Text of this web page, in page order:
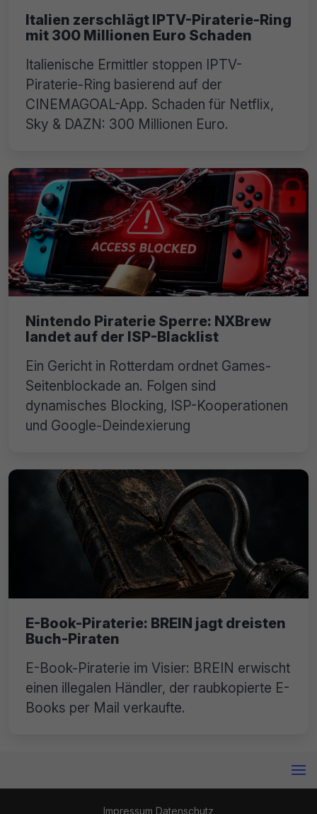
Italien zerschlägt IPTV-Piraterie-Ring
mit 300 Millionen Euro Schaden
Italienische Ermittler stoppen IPTV-
Piraterie-Ring basierend auf der
CINEMAGOAL-App. Schaden für Netflix,
Sky & DAZN: 300 Millionen Euro.
Nintendo Piraterie Sperre: NXBrew
landet auf der ISP-Blacklist
Ein Gericht in Rotterdam ordnet Games-
Seitenblockade an. Folgen sind
dynamisches Blocking, ISP-Kooperationen
und Google-Deindexierung
E-Book-Piraterie: BREIN jagt dreisten
Buch-Piraten
E-Book-Piraterie im Visier: BREIN erwischt
einen illegalen Händler, der raubkopierte E-
Books per Mail verkaufte.
Impressum Datenschutz